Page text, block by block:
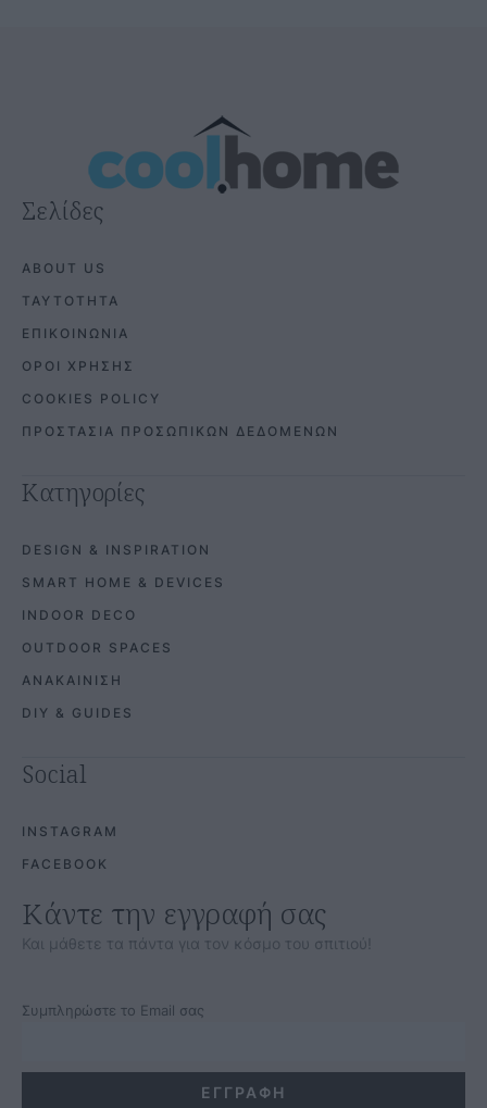
Σελίδες
ABOUT US
ΤΑΥΤΟΤΗΤΑ
ΕΠΙΚΟΙΝΩΝΙΑ
ΟΡΟΙ ΧΡΗΣΗΣ
COOKIES POLICY
ΠΡΟΣΤΑΣΙΑ ΠΡΟΣΩΠΙΚΩΝ ΔΕΔΟΜΕΝΩΝ
Κατηγορίες
DESIGN & INSPIRATION
SMART HOME & DEVICES
INDOOR DECO
OUTDOOR SPACES
ΑΝΑΚΑΙΝΙΣΗ
DIY & GUIDES
Social
INSTAGRAM
FACEBOOK
Κάντε την εγγραφή σας
Και μάθετε τα πάντα για τον κόσμο του σπιτιού!
Συμπληρώστε το Email σας